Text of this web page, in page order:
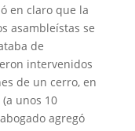
en claro que la
asambleístas se
de
intervenidos
de un cerro, en
unos 10
agregó